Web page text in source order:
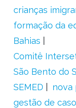
crianças
formação da
Bahias
Comitê
São Bento do
SEMED
nova
gestão de